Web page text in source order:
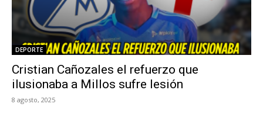
DEPORTE
Cristian Cañozales el refuerzo que
ilusionaba a Millos sufre lesión
8 agosto, 2025